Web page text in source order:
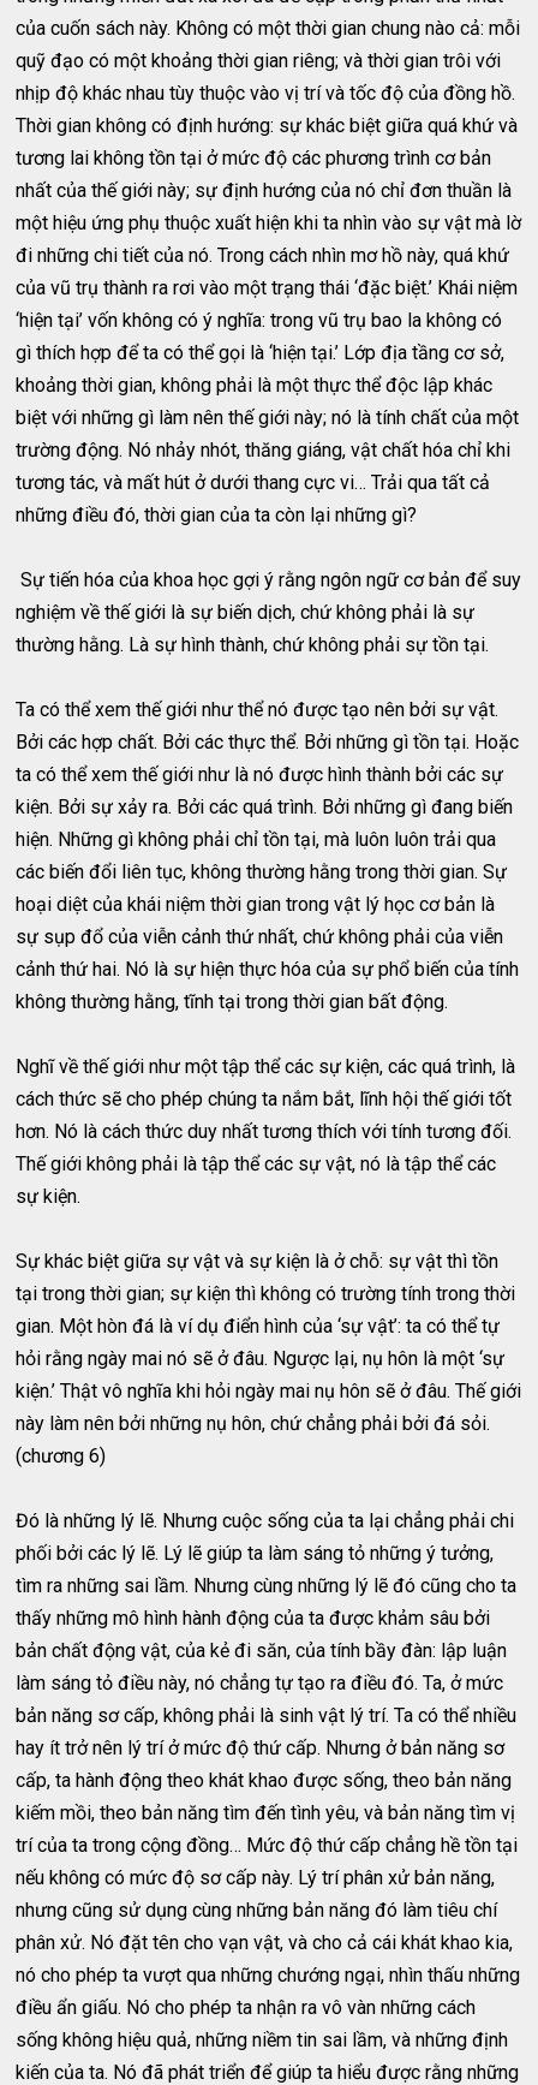
của cuốn sách này. Không có một thời gian chung nào cả: mỗi
quỹ đạo có một khoảng thời gian riêng; và thời gian trôi với
nhịp độ khác nhau tùy thuộc vào vị trí và tốc độ của đồng hồ.
Thời gian không có định hướng: sự khác biệt giữa quá khứ và
tương lai không tồn tại ở mức độ các phương trình cơ bản
nhất của thế giới này; sự định hướng của nó chỉ đơn thuần là
một hiệu ứng phụ thuộc xuất hiện khi ta nhìn vào sự vật mà lờ
đi những chi tiết của nó. Trong cách nhìn mơ hồ này, quá khứ
của vũ trụ thành ra rơi vào một trạng thái ‘đặc biệt.’ Khái niệm
‘hiện tại’ vốn không có ý nghĩa: trong vũ trụ bao la không có
gì thích hợp để ta có thể gọi là ‘hiện tại.’ Lớp địa tầng cơ sở,
khoảng thời gian, không phải là một thực thể độc lập khác
biệt với những gì làm nên thế giới này; nó là tính chất của một
trường động. Nó nhảy nhót, thăng giáng, vật chất hóa chỉ khi
tương tác, và mất hút ở dưới thang cực vi… Trải qua tất cả
những điều đó, thời gian của ta còn lại những gì?
Sự tiến hóa của khoa học gợi ý rằng ngôn ngữ cơ bản để suy
nghiệm về thế giới là sự biến dịch, chứ không phải là sự
thường hằng. Là sự hình thành, chứ không phải sự tồn tại.
Ta có thể xem thế giới như thể nó được tạo nên bởi sự vật.
Bởi các hợp chất. Bởi các thực thể. Bởi những gì tồn tại. Hoặc
ta có thể xem thế giới như là nó được hình thành bởi các sự
kiện. Bởi sự xảy ra. Bởi các quá trình. Bởi những gì đang biến
hiện. Những gì không phải chỉ tồn tại, mà luôn luôn trải qua
các biến đổi liên tục, không thường hằng trong thời gian. Sự
hoại diệt của khái niệm thời gian trong vật lý học cơ bản là
sự sụp đổ của viễn cảnh thứ nhất, chứ không phải của viễn
cảnh thứ hai. Nó là sự hiện thực hóa của sự phổ biến của tính
không thường hằng, tĩnh tại trong thời gian bất động.
Nghĩ về thế giới như một tập thể các sự kiện, các quá trình, là
cách thức sẽ cho phép chúng ta nắm bắt, lĩnh hội thế giới tốt
hơn. Nó là cách thức duy nhất tương thích với tính tương đối.
Thế giới không phải là tập thể các sự vật, nó là tập thể các
sự kiện.
Sự khác biệt giữa sự vật và sự kiện là ở chỗ: sự vật thì tồn
tại trong thời gian; sự kiện thì không có trường tính trong thời
gian. Một hòn đá là ví dụ điển hình của ‘sự vật’: ta có thể tự
hỏi rằng ngày mai nó sẽ ở đâu. Ngược lại, nụ hôn là một ‘sự
kiện.’ Thật vô nghĩa khi hỏi ngày mai nụ hôn sẽ ở đâu. Thế giới
này làm nên bởi những nụ hôn, chứ chẳng phải bởi đá sỏi.
(chương 6)
Đó là những lý lẽ. Nhưng cuộc sống của ta lại chẳng phải chi
phối bởi các lý lẽ. Lý lẽ giúp ta làm sáng tỏ những ý tưởng,
tìm ra những sai lầm. Nhưng cùng những lý lẽ đó cũng cho ta
thấy những mô hình hành động của ta được khảm sâu bởi
bản chất động vật, của kẻ đi săn, của tính bầy đàn: lập luận
làm sáng tỏ điều này, nó chẳng tự tạo ra điều đó. Ta, ở mức
bản năng sơ cấp, không phải là sinh vật lý trí. Ta có thể nhiều
hay ít trở nên lý trí ở mức độ thứ cấp. Nhưng ở bản năng sơ
cấp, ta hành động theo khát khao được sống, theo bản năng
kiếm mồi, theo bản năng tìm đến tình yêu, và bản năng tìm vị
trí của ta trong cộng đồng… Mức độ thứ cấp chẳng hề tồn tại
nếu không có mức độ sơ cấp này. Lý trí phân xử bản năng,
nhưng cũng sử dụng cùng những bản năng đó làm tiêu chí
phân xử. Nó đặt tên cho vạn vật, và cho cả cái khát khao kia,
nó cho phép ta vượt qua những chướng ngại, nhìn thấu những
điều ẩn giấu. Nó cho phép ta nhận ra vô vàn những cách
sống không hiệu quả, những niềm tin sai lầm, và những định
kiến của ta. Nó đã phát triển để giúp ta hiểu được rằng những